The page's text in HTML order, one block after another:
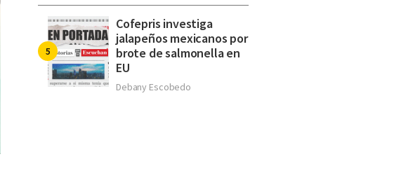
Cofepris investiga
jalapeños mexicanos por
brote de salmonella en
EU
Debany Escobedo